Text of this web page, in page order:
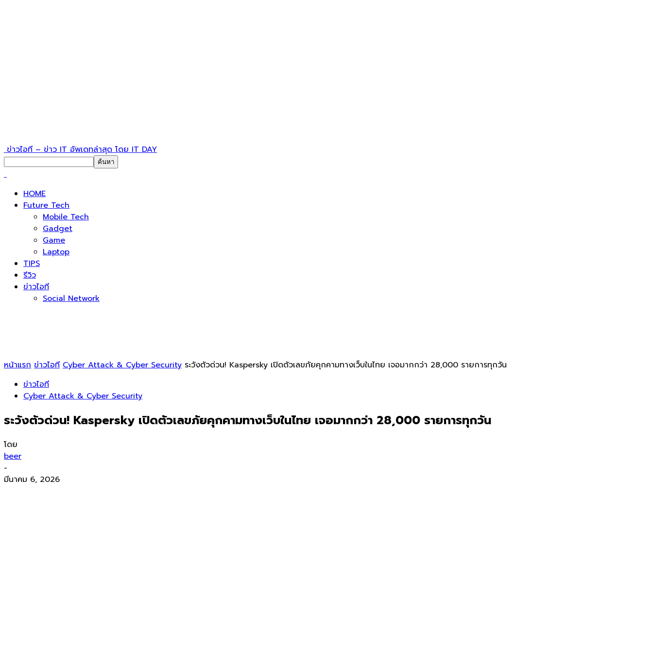
ข่าวไอที – ข่าว IT อัพเดทล่าสุด โดย IT DAY
HOME
Future Tech
Mobile Tech
Gadget
Game
Laptop
TIPS
รีวิว
ข่าวไอที
Social Network
หน้าแรก ข่าวไอที Cyber Attack & Cyber Security ระวังตัวด่วน! Kaspersky เปิดตัวเลขภัยคุกคามทางเว็บในไทย เจอมากกว่า 28,000 รายการทุกวัน
ข่าวไอที
Cyber Attack & Cyber Security
ระวังตัวด่วน! Kaspersky เปิดตัวเลขภัยคุกคามทางเว็บในไทย เจอมากกว่า 28,000 รายการทุกวัน
โดย
beer
-
มีนาคม 6, 2026